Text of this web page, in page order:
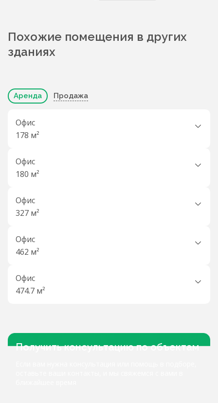
Похожие помещения в других
зданиях
Аренда Продажа
Офис
178 м²
Офис
180 м²
Офис
327 м²
Офис
462 м²
Офис
474.7 м²
Получить консультацию по объектам